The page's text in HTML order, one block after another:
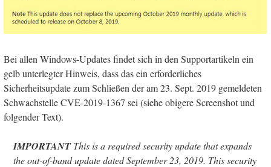
Bei allen Windows-Updates findet sich in den Supportartikeln ein
gelb unterlegter Hinweis, dass das ein erforderliches
Sicherheitsupdate zum Schließen der am 23. Sept. 2019 gemeldeten
Schwachstelle CVE-2019-1367 sei (siehe obigere Screenshot und
folgender Text).
IMPORTANTThis is a required security update that expands
the out-of-band update dated September 23, 2019. This security